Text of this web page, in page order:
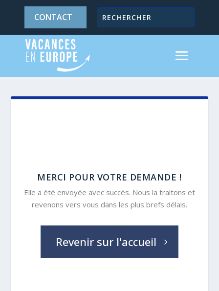
CONTACT
MERCI POUR VOTRE DEMANDE !
Elle a été envoyée avec succès. Nous la traitons et
revenons vers vous dans les plus brefs délais.
Revenir sur l'accueil